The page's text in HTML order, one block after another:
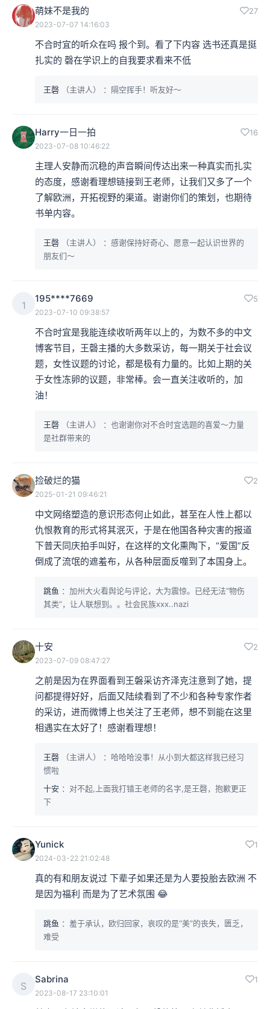
萌妹不是我的 27
2023-07-07 14:16:03
不合时宜的听众在吗 报个到。看了下内容 选书还真是挺
扎实的 磬在学识上的自我要求看来不低
王磬 （主讲人） ：隔空挥手！听友好～
Harry一日一拍 16
2023-07-08 10:46:22
主理人安静而沉稳的声音瞬间传达出来一种真实而扎实
的态度，感谢看理想链接到王老师，让我们又多了一个
了解欧洲，开拓视野的渠道。谢谢你们的策划，也期待
书单内容。
王磬 （主讲人）
：感谢保持好奇心、愿意一起认识世界的
朋友们～
1
195****7669 5
2023-07-10 09:38:57
不合时宜是我能连续收听两年以上的，为数不多的中文
博客节目，王磬主播的大多数采访，每一期关于社会议
题，女性议题的讨论，都是极有力量的。比如上期的关
于女性冻卵的议题，非常棒。会一直关注收听的，加
油！
王磬 （主讲人）
：也谢谢你对不合时宜选题的喜爱～力量
是社群带来的
捡破烂的猫 2
2025-01-21 09:46:21
中文网络塑造的意识形态何止如此，甚至在人性上都以
仇恨教育的形式将其泯灭，于是在他国各种灾害的报道
下普天同庆拍手叫好，在这样的文化熏陶下，“爱国”反
倒成了流氓的遮羞布，从各种层面反噬到了本国身上。
跳鱼 ：加州大火看舆论与评论，大为震惊。已经无法“物伤
其类”，让人联想到。。社会民族xxx..nazi
十安 2
2023-07-09 08:47:27
之前是因为在界面看到王磐采访齐泽克注意到了她，提
问都提得好好，后面又陆续看到了不少和各种专家作者
的采访，进而微博上也关注了王老师，想不到能在这里
相遇实在太好了！感谢看理想！
王磬 （主讲人）
：哈哈哈没事！从小到大都这样我已经习
惯啦
十安 ：对不起,上面我打错王老师的名字,是王磬，抱歉更正
下
Yunick 1
2024-03-22 21:02:48
真的有和朋友说过 下辈子如果还是为人要投胎去欧洲 不
是因为福利 而是为了艺术氛围 😂
跳鱼 ：羞于承认，欧归回家，哀叹的是“美”的丧失，匮乏，
难受
S
Sabrina 1
2023-08-17 23:10:01